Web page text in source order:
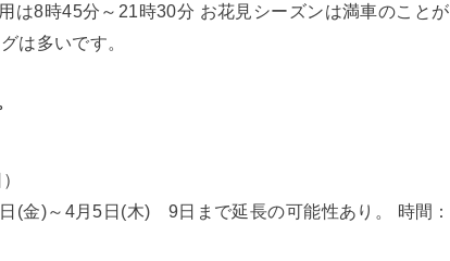
は8時45分～21時30分 お花見シーズンは満車のことが
は多いです。
(金)～4月5日(木) 9日まで延長の可能性あり。 時間：